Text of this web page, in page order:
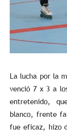
La lucha por la
venció 7 x 3 a
entretenido,
blanco, frente
fue eficaz, hizo